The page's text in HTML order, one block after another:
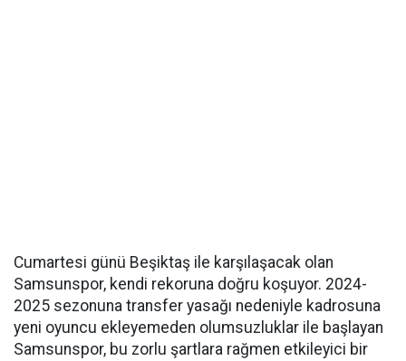
Cumartesi günü Beşiktaş ile karşılaşacak olan
Samsunspor, kendi rekoruna doğru koşuyor. 2024-
2025 sezonuna transfer yasağı nedeniyle kadrosuna
yeni oyuncu ekleyemeden olumsuzluklar ile başlayan
Samsunspor, bu zorlu şartlara rağmen etkileyici bir